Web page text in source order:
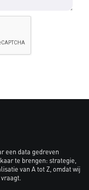
een data gedreven
te brengen: strategie,
van A tot Z, omdat wij